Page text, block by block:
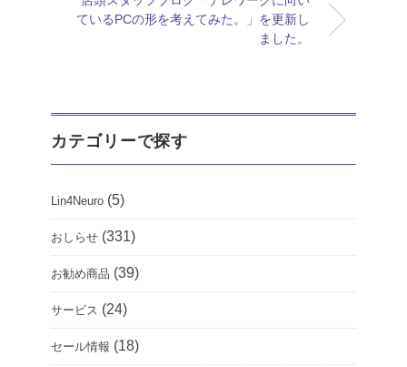
ているPCの形を考えてみた。」を更新し
ました。
カテゴリーで探す
Lin4Neuro (5)
おしらせ (331)
お勧め商品 (39)
サービス (24)
セール情報 (18)